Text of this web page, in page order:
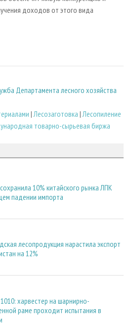
доходов от этого вида
Департамента лесного хозяйства
|Лесозаготовка |Лесопиление
товарно-сырьевая биржа
10% китайского рынка ЛПК
падении импорта
лесопродукция нарастила экспорт
на 12%
харвестер на шарнирно-
раме проходит испытания в